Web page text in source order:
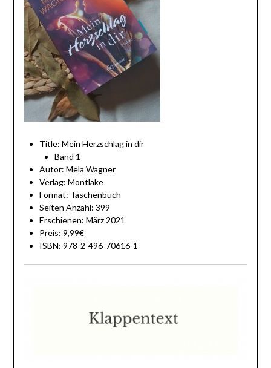
Title: Mein Herzschlag in dir
Band 1
Autor: Mela Wagner
Verlag: Montlake
Format: Taschenbuch
Seiten Anzahl: 399
Erschienen: März 2021
Preis: 9,99€
ISBN: 978-2-496-70616-1